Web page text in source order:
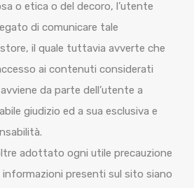
o etica o del decoro, l’utente
di comunicare tale
il quale tuttavia avverte che
ai contenuti considerati
da parte dell’utente a
giudizio ed a sua esclusiva e
adottato ogni utile precauzione
presenti sul sito siano